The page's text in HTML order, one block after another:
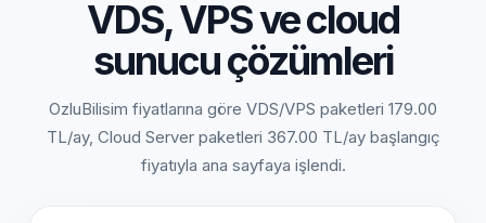
VDS, VPS ve cloud
sunucu çözümleri
OzluBilisim fiyatlarına göre VDS/VPS paketleri 179.00
TL/ay, Cloud Server paketleri 367.00 TL/ay başlangıç
fiyatıyla ana sayfaya işlendi.